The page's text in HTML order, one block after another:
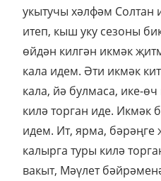
укытучы хәлфәм Солтан
итеп, кыш уку сезоны
өйдән килгән икмәк
кала идем. Әти икмәк
кала, йә булмаса, ике-
килә торган иде. Икмәк
идем. Ит, ярма,
калырга туры килә
вакыт, Мәүлет